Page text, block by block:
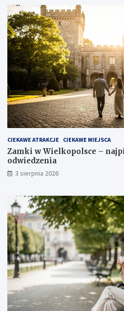
CIEKAWE ATRAKCJE CIEKAWE MIEJSCA
Zamki w Wielkopolsce –
odwiedzenia
3 sierpnia 2026